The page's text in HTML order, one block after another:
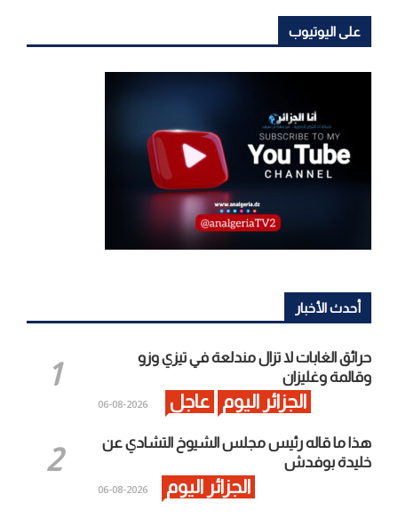
على اليوتيوب
أحدث الأخبار
حرائق الغابات لا تزال مندلعة في تيزي وزو
وقالمة وغليزان
الجزائر اليوم عاجل 2026-08-06
هذا ما قاله رئيس مجلس الشيوخ التشادي عن
خليدة بوفدش
الجزائر اليوم 2026-08-06